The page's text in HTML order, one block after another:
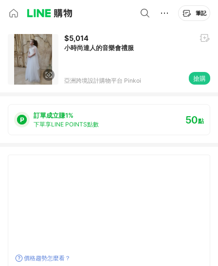
筆記
$5,014
小時尚達人的音樂會禮服
亞洲跨境設計購物平台 Pinkoi 搶購
訂單成立賺1%
下單享LINE POINTS點數 50點
價格趨勢怎麼看？